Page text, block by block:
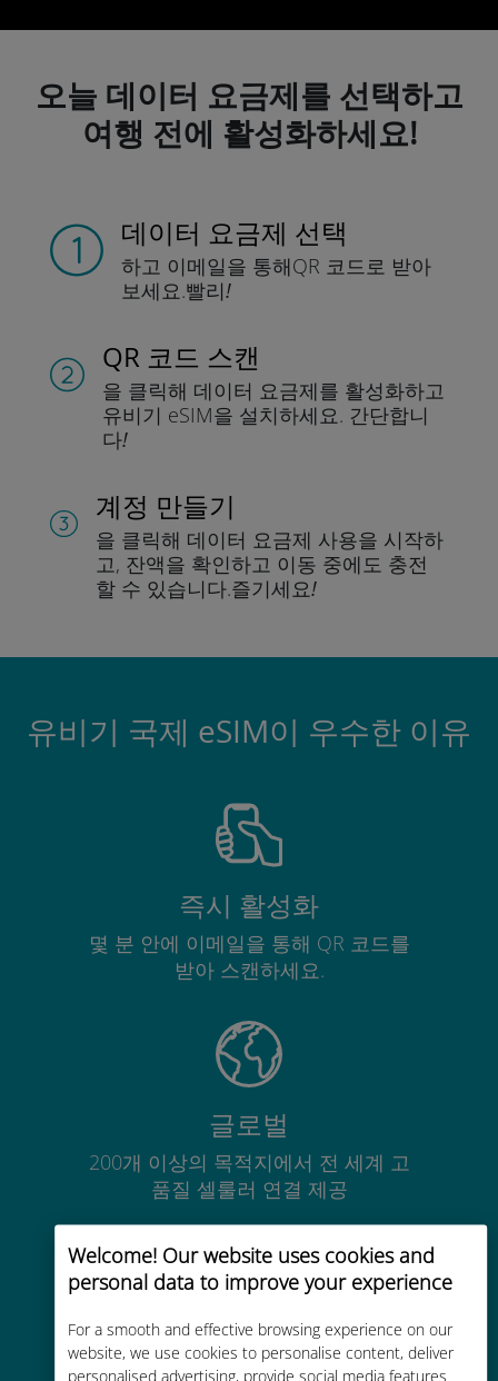
Welcome! Our website uses cookies and
personal data to improve your experience
For a smooth and effective browsing experience on our
website, we use cookies to personalise content, deliver
personalised advertising, provide social media features
오늘 데이터 요금제를 선택하고
여행 전에 활성화하세요!
데이터 요금제 선택
하고 이메일을 통해QR 코드로 받아
보세요.빨리!
QR 코드 스캔
을 클릭해 데이터 요금제를 활성화하고
유비기 eSIM을 설치하세요. 간단합니
다!
계정 만들기
을 클릭해 데이터 요금제 사용을 시작하
고, 잔액을 확인하고 이동 중에도 충전
할 수 있습니다.즐기세요!
유비기 국제 eSIM이 우수한 이유
즉시 활성화
몇 분 안에 이메일을 통해 QR 코드를
받아 스캔하세요.
글로벌
200개 이상의 목적지에서 전 세계 고
품질 셀룰러 연결 제공
비용 효율적